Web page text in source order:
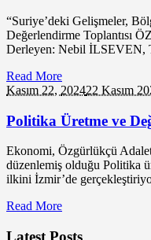
“Suriye’deki Gelişmeler,
Değerlendirme Toplantısı
Derleyen: Nebil İLSEVEN,
Read More
Kasım 22, 202422 Kasım
Politika Üretme ve
Ekonomi, Özgürlükçü
düzenlemiş olduğu Politika
ilkini İzmir’de
Read More
Latest Posts